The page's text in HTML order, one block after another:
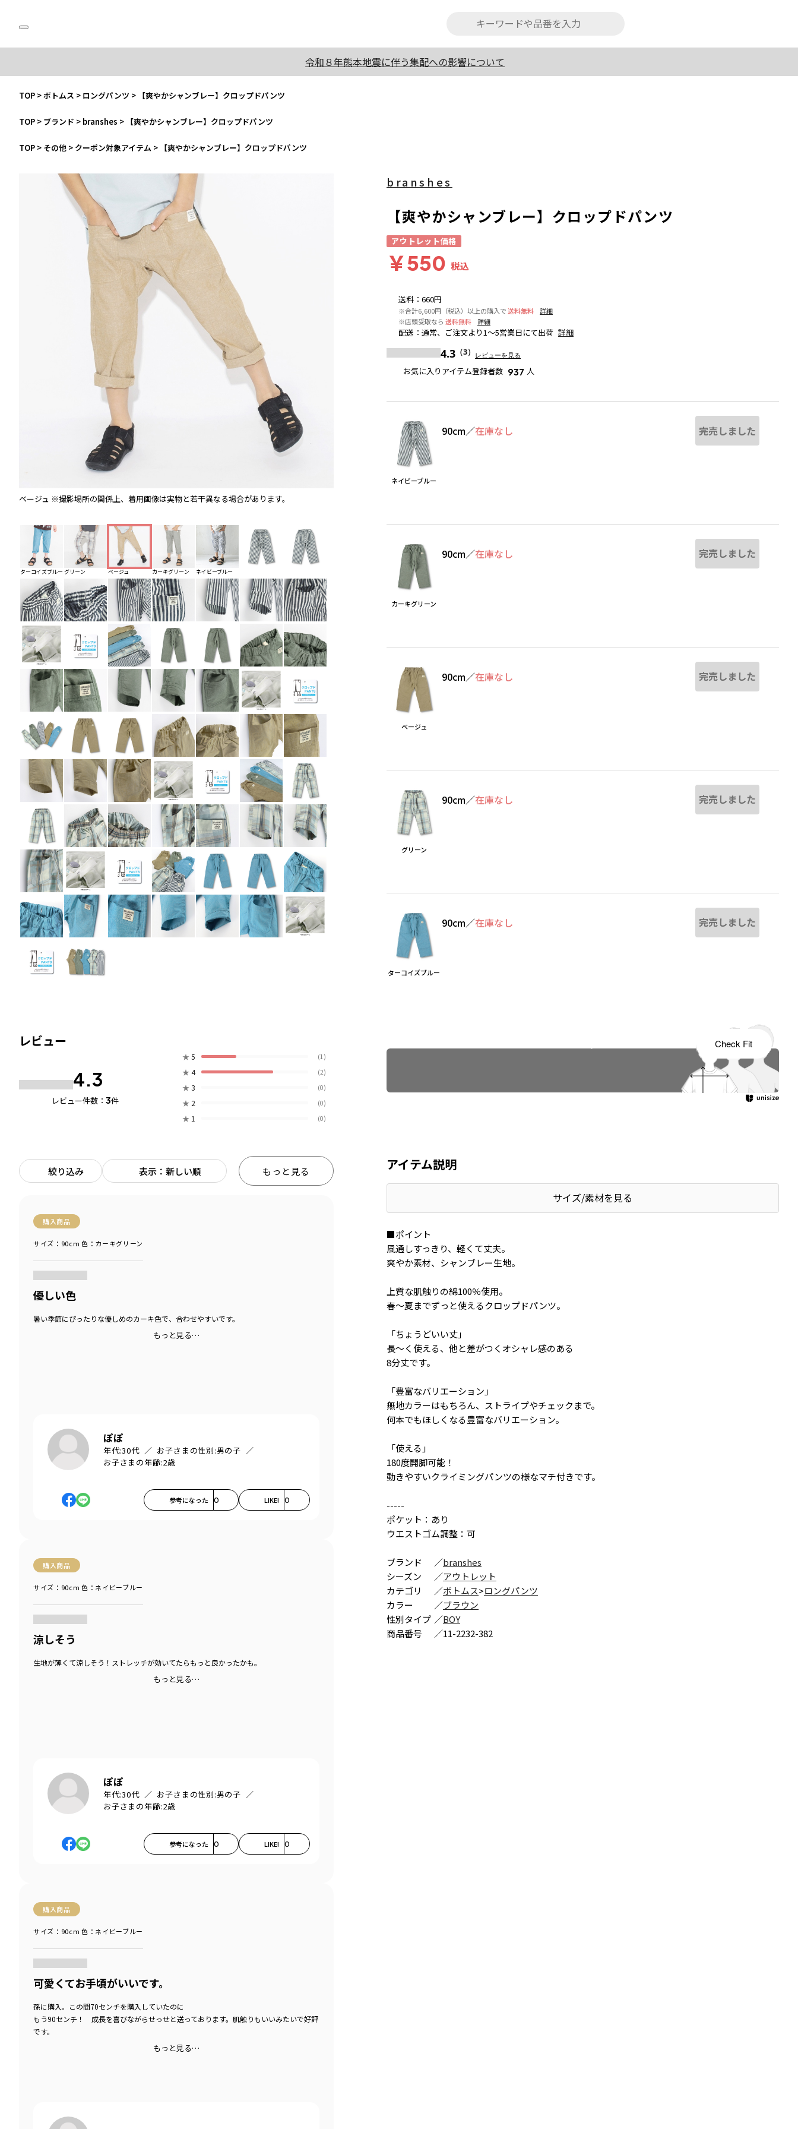
令和８年熊本地震に伴う集配への影響について
TOP >ボトムス > ロングパンツ > 【爽やかシャンブレー】クロップドパンツ
TOP > ブランド > branshes > 【爽やかシャンブレー】クロップドパンツ
TOP > その他 > クーポン対象アイテム > 【爽やかシャンブレー】クロップドパンツ
ベージュ ※撮影場所の関係上、着用画像は実物と若干異なる場合があります。
ターコイズブルー グリーン ベージュ カーキグリーン ネイビーブルー
レビュー
4.3
レビュー件数： 3件
★ 5 (1)
★ 4 (2)
★ 3 (0)
★ 2 (0)
★ 1 (0)
絞り込み 表示：新しい順 もっと見る
購入商品
サイズ：90cm 色：カーキグリーン
優しい色
暑い季節にぴったりな優しめのカーキ色で、合わせやすいです。
もっと見る…
ぽぽ
年代:30代 お子さまの性別:男の子
お子さまの年齢:2歳
参考になった 0 LIKE! 0
購入商品
サイズ：90cm 色：ネイビーブルー
涼しそう
生地が薄くて涼しそう！ストレッチが効いてたらもっと良かったかも。
もっと見る…
ぽぽ
年代:30代 お子さまの性別:男の子
お子さまの年齢:2歳
参考になった 0 LIKE! 0
購入商品
サイズ：90cm 色：ネイビーブルー
可愛くてお手頃がいいです。
孫に購入。この間70センチを購入していたのに
もう90センチ！ 成長を喜びながらせっせと送っております。肌触りもいいみたいで好評
です。
もっと見る…
送料 ： 660円
※合計6,600円（税込）以上の購入で送料無料
詳細
※店頭受取なら 送料無料 詳細
配送 ： 通常、ご注文より1～5営業日にて出荷 詳細
4.3 （3） レビューを見る
お気に入りアイテム登録者数 937 人
branshes
【爽やかシャンブレー】クロップドパンツ
アウトレット価格
￥550 税込
ネイビーブルー
90cm／在庫なし 完売しました
カーキグリーン
90cm／在庫なし 完売しました
ベージュ
90cm／在庫なし 完売しました
グリーン
90cm／在庫なし 完売しました
ターコイズブルー
90cm／在庫なし 完売しました
アイテム説明
サイズ/素材を見る
■ポイント
風通しすっきり、軽くて丈夫。
爽やか素材、シャンブレー生地。
上質な肌触りの綿100％使用。
春～夏までずっと使えるクロップドパンツ。
「ちょうどいい丈」
長～く使える、他と差がつくオシャレ感のある
8分丈です。
「豊富なバリエーション」
無地カラーはもちろん、ストライプやチェックまで。
何本でもほしくなる豊富なバリエーション。
「使える」
180度開脚可能！
動きやすいクライミングパンツの様なマチ付きです。
-----
ポケット：あり
ウエストゴム調整：可
ブランド ／branshes
シーズン
／アウトレット
カテゴリ
／ボトムス>ロングパンツ
カラー
／ブラウン
性別タイプ ／BOY
商品番号
／11-2232-382
Check Fit